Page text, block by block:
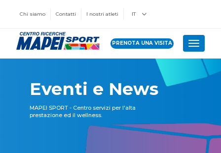
Chi siamo Contatti I nostri atleti IT
PRENOTA UNA VISITA Toggle
Eventi e News
MAPEI SPORT - Centro servizi per l'alta
prestazione ed il wellness.